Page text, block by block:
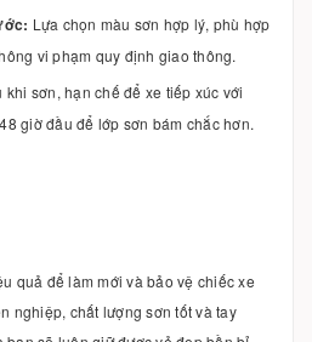
Lựa chọn màu sơn hợp lý, phù hợp
vi phạm quy định giao thông.
khi sơn, hạn chế để xe tiếp xúc với
giờ đầu để lớp sơn bám chắc hơn.
quả để làm mới và bảo vệ chiếc xe
nghiệp, chất lượng sơn tốt và tay